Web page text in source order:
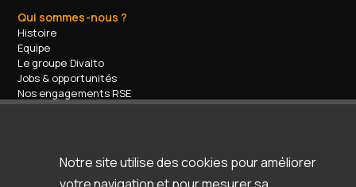
Qui sommes-nous ?
Histoire
Equipe
Le groupe Divalto
Jobs & opportunités
Nos engagements RSE
Contact
Accompagnement / support
Espace d'aide & support
Notre site utilise des cookies pour améliorer